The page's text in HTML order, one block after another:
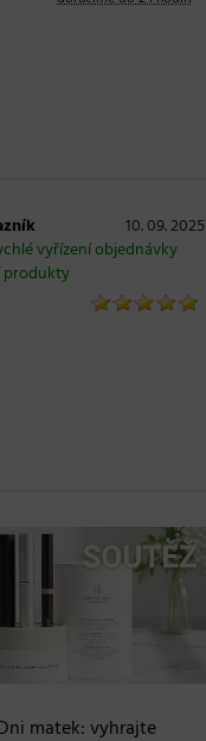
10. 09. 2025
vyřízení objednávky
produkty
matek: vyhrajte